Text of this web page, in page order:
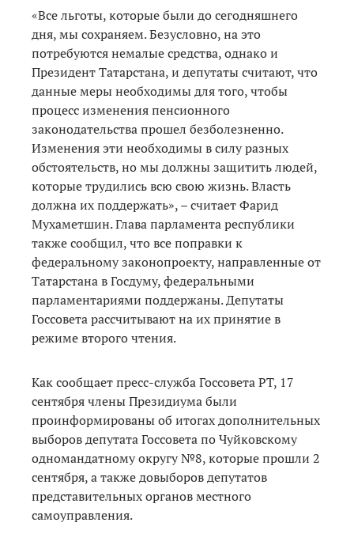
«Все льготы, которые были до сегодняшнего
дня, мы сохраняем. Безусловно, на это
потребуются немалые средства, однако и
Президент Татарстана, и депутаты считают, что
данные меры необходимы для того, чтобы
процесс изменения пенсионного
законодательства прошел безболезненно.
Изменения эти необходимы в силу разных
обстоятельств, но мы должны защитить людей,
которые трудились всю свою жизнь. Власть
должна их поддержать», – считает Фарид
Мухаметшин. Глава парламента республики
также сообщил, что все поправки к
федеральному законопроекту, направленные от
Татарстана в Госдуму, федеральными
парламентариями поддержаны. Депутаты
Госсовета рассчитывают на их принятие в
режиме второго чтения.
Как сообщает пресс-служба Госсовета РТ, 17
сентября члены Президиума были
проинформированы об итогах дополнительных
выборов депутата Госсовета по Чуйковскому
одномандатному округу №8, которые прошли 2
сентября, а также довыборов депутатов
представительных органов местного
самоуправления.